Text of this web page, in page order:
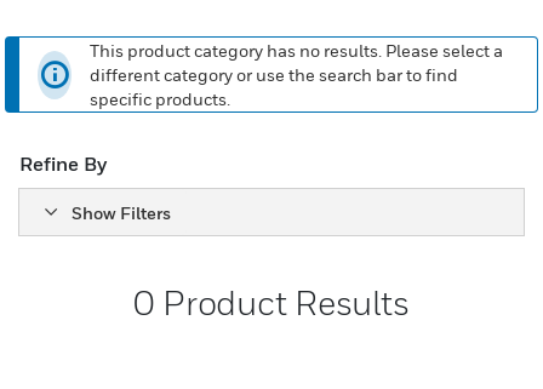
This product category has no results. Please select a
different category or use the search bar to find
specific products.
Refine By
Show Filters
0 Product Results